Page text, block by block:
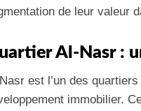
de leur valeur
Al-Nasr :
est l’un des
immobilier.